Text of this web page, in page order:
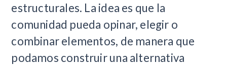
estructurales. La idea es que la
comunidad pueda opinar, elegir o
combinar elementos, de manera que
podamos construir una alternativa